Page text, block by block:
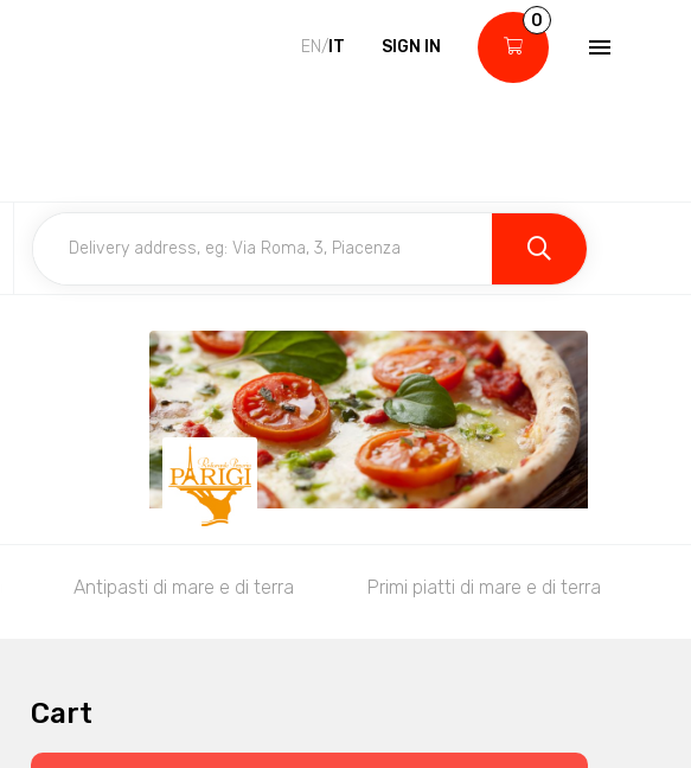
EN/ IT SIGN IN
0
Antipasti di mare e di terra Primi piatti di mare e di terra
Cart